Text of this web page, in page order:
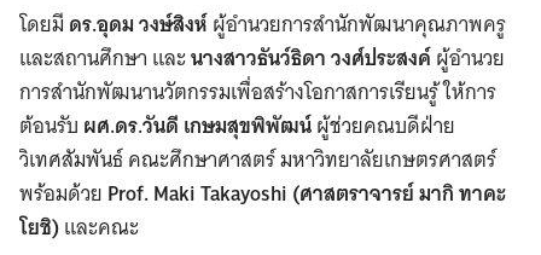
โดยมี ดร.อุดม วงษ์สิงห์ผู้อำนวยการสำนักพัฒนาคุณภาพครู
และสถานศึกษา และนางสาวธันว์ธิดา วงศ์ประสงค์ผู้อำนวย
การสำนักพัฒนานวัตกรรมเพื่อสร้างโอกาสการเรียนรู้ ให้การ
ต้อนรับ ผศ.ดร.วันดี เกษมสุขพิพัฒน์ผู้ช่วยคณบดีฝ่าย
วิเทศสัมพันธ์ คณะศึกษาศาสตร์ มหาวิทยาลัยเกษตรศาสตร์
พร้อมด้วย Prof. Maki Takayoshi (ศาสตราจารย์ มากิ ทาคะ
โยชิ)และคณะ